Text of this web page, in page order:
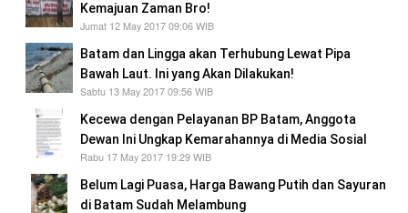
Kemajuan Zaman Bro!
Jumat 12 May 2017 09:06 WIB
Batam dan Lingga akan Terhubung Lewat Pipa
Bawah Laut. Ini yang Akan Dilakukan!
Sabtu 13 May 2017 09:56 WIB
Kecewa dengan Pelayanan BP Batam, Anggota
Dewan Ini Ungkap Kemarahannya di Media Sosial
Rabu 17 May 2017 19:29 WIB
Belum Lagi Puasa, Harga Bawang Putih dan Sayuran
di Batam Sudah Melambung